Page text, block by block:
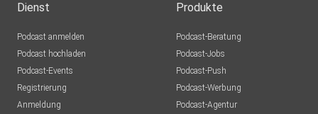
Dienst
Podcast anmelden
Podcast hochladen
Podcast-Events
Registrierung
Anmeldung
Produkte
Podcast-Beratung
Podcast-Jobs
Podcast-Push
Podcast-Werbung
Podcast-Agentur